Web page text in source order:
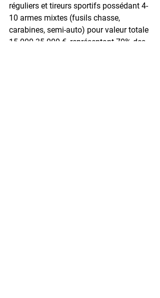
réguliers et tireurs sportifs possédant 4-
10 armes mixtes (fusils chasse,
carabines, semi-auto) pour valeur totale
15 000-35 000 €, représentant 70% des